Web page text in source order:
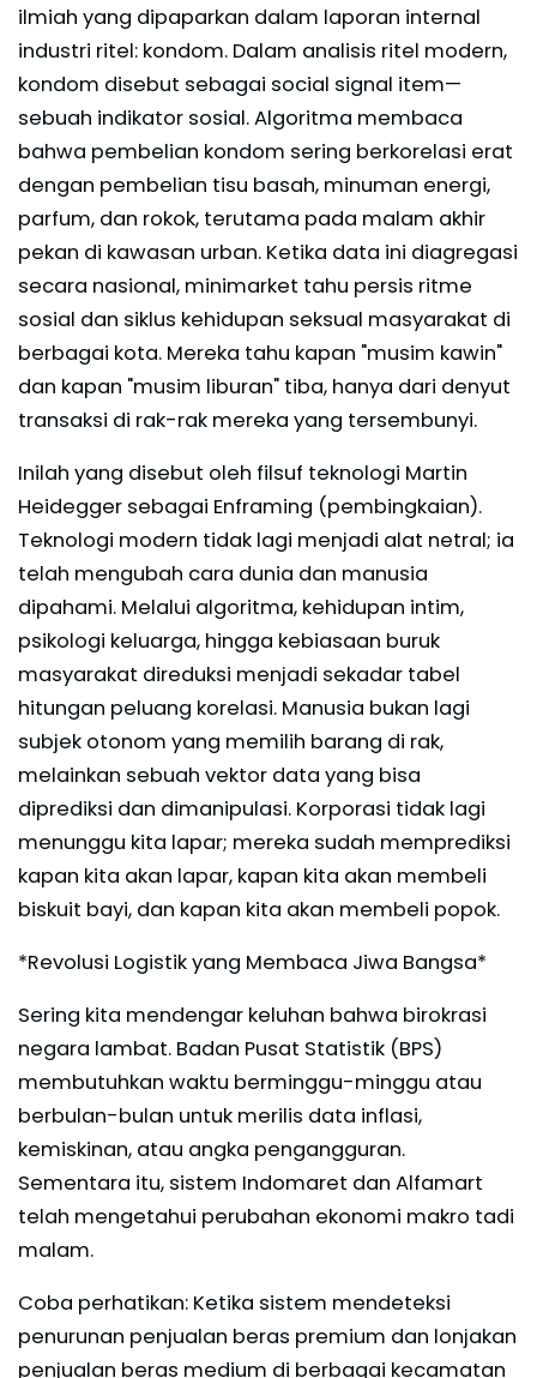
ilmiah yang dipaparkan dalam laporan internal
industri ritel: kondom. Dalam analisis ritel modern,
kondom disebut sebagai social signal item—
sebuah indikator sosial. Algoritma membaca
bahwa pembelian kondom sering berkorelasi erat
dengan pembelian tisu basah, minuman energi,
parfum, dan rokok, terutama pada malam akhir
pekan di kawasan urban. Ketika data ini diagregasi
secara nasional, minimarket tahu persis ritme
sosial dan siklus kehidupan seksual masyarakat di
berbagai kota. Mereka tahu kapan "musim kawin"
dan kapan "musim liburan" tiba, hanya dari denyut
transaksi di rak-rak mereka yang tersembunyi.
Inilah yang disebut oleh filsuf teknologi Martin
Heidegger sebagai Enframing (pembingkaian).
Teknologi modern tidak lagi menjadi alat netral; ia
telah mengubah cara dunia dan manusia
dipahami. Melalui algoritma, kehidupan intim,
psikologi keluarga, hingga kebiasaan buruk
masyarakat direduksi menjadi sekadar tabel
hitungan peluang korelasi. Manusia bukan lagi
subjek otonom yang memilih barang di rak,
melainkan sebuah vektor data yang bisa
diprediksi dan dimanipulasi. Korporasi tidak lagi
menunggu kita lapar; mereka sudah memprediksi
kapan kita akan lapar, kapan kita akan membeli
biskuit bayi, dan kapan kita akan membeli popok.
*Revolusi Logistik yang Membaca Jiwa Bangsa*
Sering kita mendengar keluhan bahwa birokrasi
negara lambat. Badan Pusat Statistik (BPS)
membutuhkan waktu berminggu-minggu atau
berbulan-bulan untuk merilis data inflasi,
kemiskinan, atau angka pengangguran.
Sementara itu, sistem Indomaret dan Alfamart
telah mengetahui perubahan ekonomi makro tadi
malam.
Coba perhatikan: Ketika sistem mendeteksi
penurunan penjualan beras premium dan lonjakan
penjualan beras medium di berbagai kecamatan